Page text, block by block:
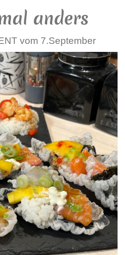
anders
vom 7.September